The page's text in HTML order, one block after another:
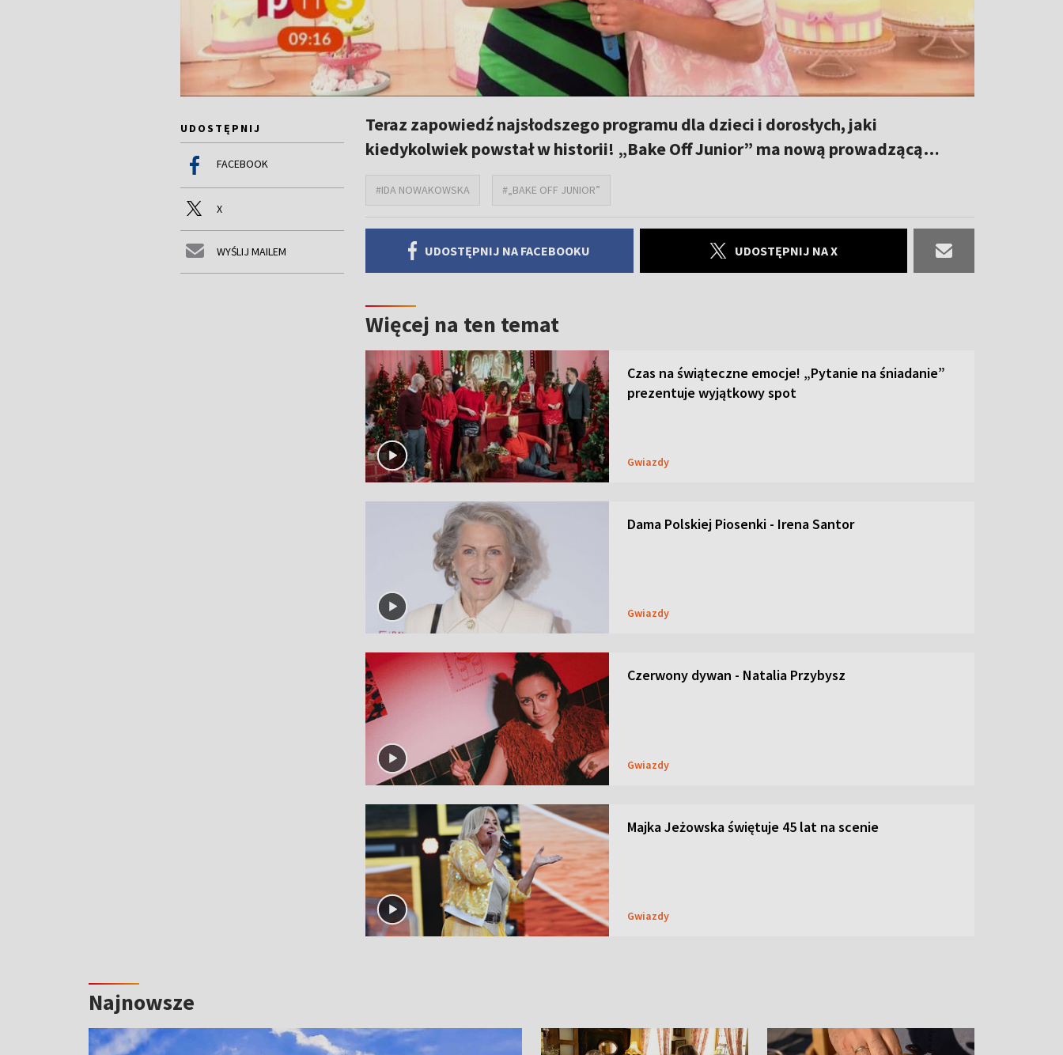
UDOSTĘPNIJ
FACEBOOK
X
WYŚLIJ MAILEM
Teraz zapowiedź najsłodszego programu dla dzieci i dorosłych, jaki
kiedykolwiek powstał w historii! „Bake Off Junior” ma nową prowadzącą…
#IDA NOWAKOWSKA #„BAKE OFF JUNIOR”
UDOSTĘPNIJ NA FACEBOOKU UDOSTĘPNIJ NA X
Więcej na ten temat
Czas na świąteczne emocje! „Pytanie na śniadanie”
prezentuje wyjątkowy spot
Gwiazdy
Dama Polskiej Piosenki - Irena Santor
Gwiazdy
Czerwony dywan - Natalia Przybysz
Gwiazdy
Majka Jeżowska świętuje 45 lat na scenie
Gwiazdy
Najnowsze